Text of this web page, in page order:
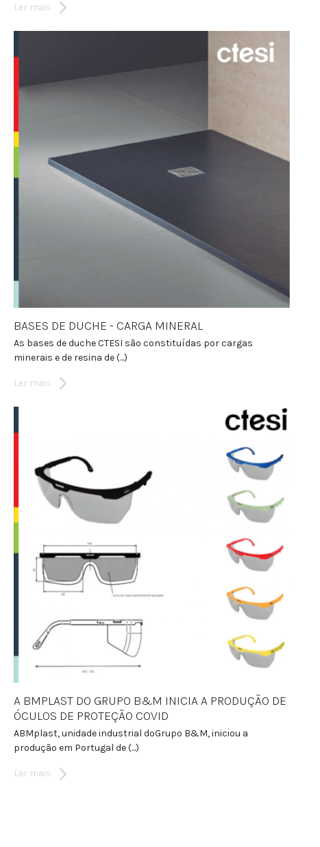
Ler mais
BASES DE DUCHE - CARGA MINERAL
As bases de duche CTESI são constituídas por cargas
minerais e de resina de (...)
Ler mais
A BMPLAST DO GRUPO B&M INICIA A PRODUÇÃO DE
ÓCULOS DE PROTEÇÃO COVID
ABMplast, unidade industrial doGrupo B&M, iniciou a
produção em Portugal de (...)
Ler mais